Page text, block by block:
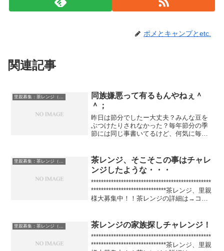
ポメとキャンプとetc.
関連記事
里親募集：茶レンジ（パピヨン）
同族嫌悪って有るもんやねぇ＾
＾；
昨日は節分でしたー大丈夫？みんな豆を
ぶつけたりされなかった？毎年節分の季
節には同じ事書いてるけど、何気に毎年
とガチで！）、今年も一応無事にぶつけ
られずに過ごせましたわよ...
里親募集：茶レンジ（パピヨン）
茶レンジ、そこそこの事はチャレ
ンジしたような・・・
************************************************
******************************茶レンジ、里親
様大募集中！！茶レンジの詳細は→コチ
茶レンジの家族探しチャレンジ！
************************************************
******************************茶レンジ、里親